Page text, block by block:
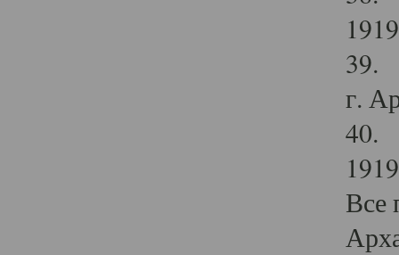
39.
г.
40.
Все